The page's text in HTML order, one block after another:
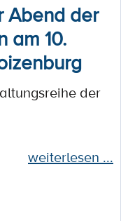
Abend der
am 10.
der
weiterlesen ...